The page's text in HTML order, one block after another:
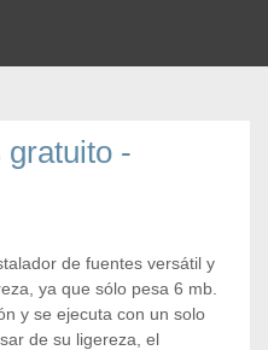
gratuito -
de fuentes versátil y
ya que sólo pesa 6 mb.
y se ejecuta con un solo
de su ligereza, el